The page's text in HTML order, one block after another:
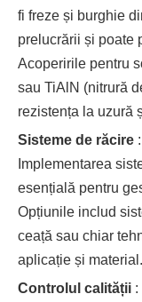
fi freze și burghie
prelucrării și poate
Acoperirile pentru
sau TiAlN (nitrură
rezistența la uzură
Sisteme de răcire :
Implementarea
esențială pentru
Opțiunile includ
ceață sau chiar
aplicație și material.
Controlul calității :